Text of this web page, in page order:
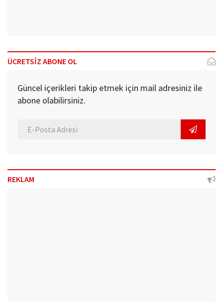
ÜCRETSİZ ABONE OL
Güncel içerikleri takip etmek için mail adresiniz ile
abone olabilirsiniz.
REKLAM